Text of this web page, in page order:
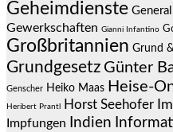
Geheimdienste
Gewerkschaften Gianni Infantino
Großbritannien Grund
Grundgesetz Günter
Genscher Heiko Maas Heise-
Heribert Prantl Horst Seehofer
Impfungen Indien